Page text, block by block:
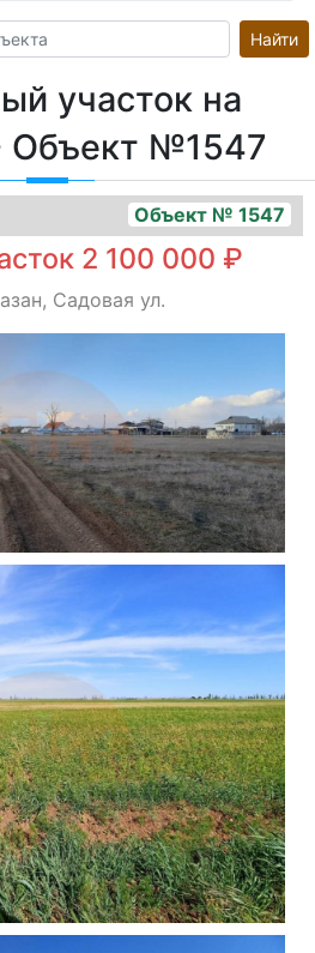
Найти
участок на
Объект №1547
Объект № 1547
2 100 000 ₽
Садовая ул.